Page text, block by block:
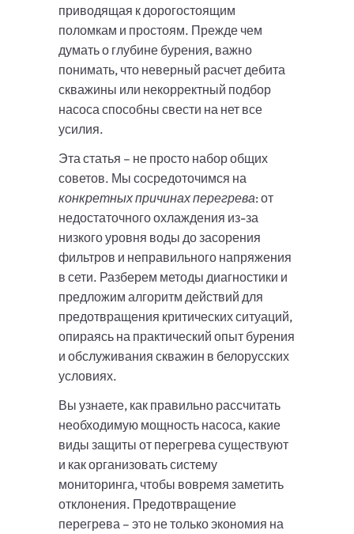
приводящая к дорогостоящим
поломкам и простоям. Прежде чем
думать о глубине бурения, важно
понимать, что неверный расчет дебита
скважины или некорректный подбор
насоса способны свести на нет все
усилия.
Эта статья – не просто набор общих
советов. Мы сосредоточимся на
конкретных причинах перегрева: от
недостаточного охлаждения из-за
низкого уровня воды до засорения
фильтров и неправильного напряжения
в сети. Разберем методы диагностики и
предложим алгоритм действий для
предотвращения критических ситуаций,
опираясь на практический опыт бурения
и обслуживания скважин в белорусских
условиях.
Вы узнаете, как правильно рассчитать
необходимую мощность насоса, какие
виды защиты от перегрева существуют
и как организовать систему
мониторинга, чтобы вовремя заметить
отклонения. Предотвращение
перегрева – это не только экономия на